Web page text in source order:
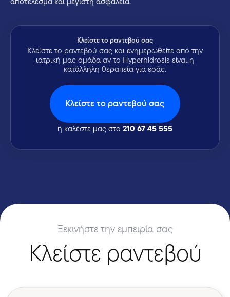
Kλείστε το ραντεβού σας
Κλείστε το ραντεβού σας και ενημερωθείτε από την
ιατρική μας ομάδα αν το Hyperhidrosis είναι η
κατάλληλη θεραπεία για εσάς.
Kλείστε το ραντεβού σας
ή καλέστε μας στο 210 67 45 555
Ξεκινήστε την εμπειρία σας
Κλείστε ραντεβού